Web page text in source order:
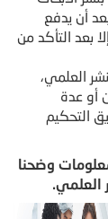
أن يدفع
بعد التأكد من
العلمي،
أو عدة
التحكيم
وضحنا
العلمي.